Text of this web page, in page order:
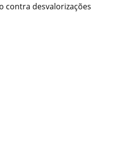
contra desvalorizações